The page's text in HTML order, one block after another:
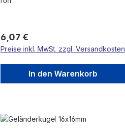
Regulärer Preis:
6,07 €
Preise inkl. MwSt. zzgl. Versandkosten
In den Warenkorb